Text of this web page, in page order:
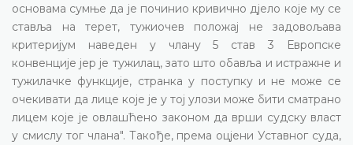
основама сумње да је починио кривично дјело које му се
ставља на терет, тужиочев положај не задовољава
критеријум наведен у члану 5 став 3 Европске
конвенције јер је тужилац, зато што обавља и истражне и
тужилачке функције, странка у поступку и не може се
очекивати да лице које је у тој улози може бити сматрано
лицем које је овлашћено законом да врши судску власт
у смислу тог члана". Такође, према оцјени Уставног суда,